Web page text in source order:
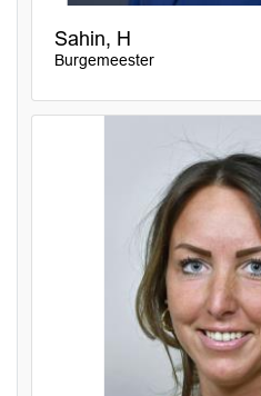
Sahin, H
Burgemeester